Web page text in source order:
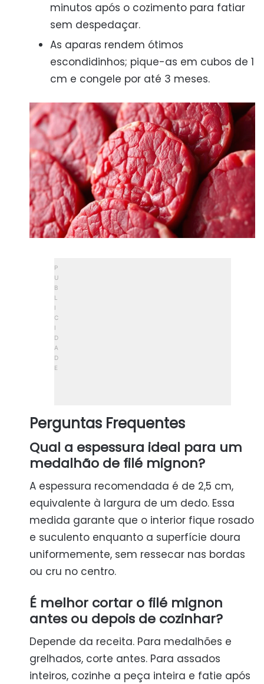
minutos após o cozimento para fatiar
sem despedaçar.
As aparas rendem ótimos
escondidinhos; pique-as em cubos de 1
cm e congele por até 3 meses.
Perguntas Frequentes
Qual a espessura ideal para um
medalhão de filé mignon?
A espessura recomendada é de 2,5 cm,
equivalente à largura de um dedo. Essa
medida garante que o interior fique rosado
e suculento enquanto a superfície doura
uniformemente, sem ressecar nas bordas
ou cru no centro.
É melhor cortar o filé mignon
antes ou depois de cozinhar?
Depende da receita. Para medalhões e
grelhados, corte antes. Para assados
inteiros, cozinhe a peça inteira e fatie após